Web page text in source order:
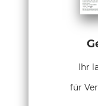
Ihr
für